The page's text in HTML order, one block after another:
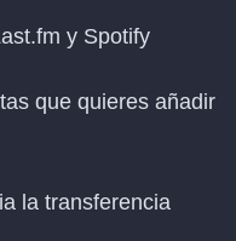
y Spotify
que quieres añadir
la transferencia